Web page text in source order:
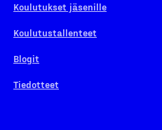
Koulutukset jäsenille
Koulutustallenteet
Blogit
Tiedotteet